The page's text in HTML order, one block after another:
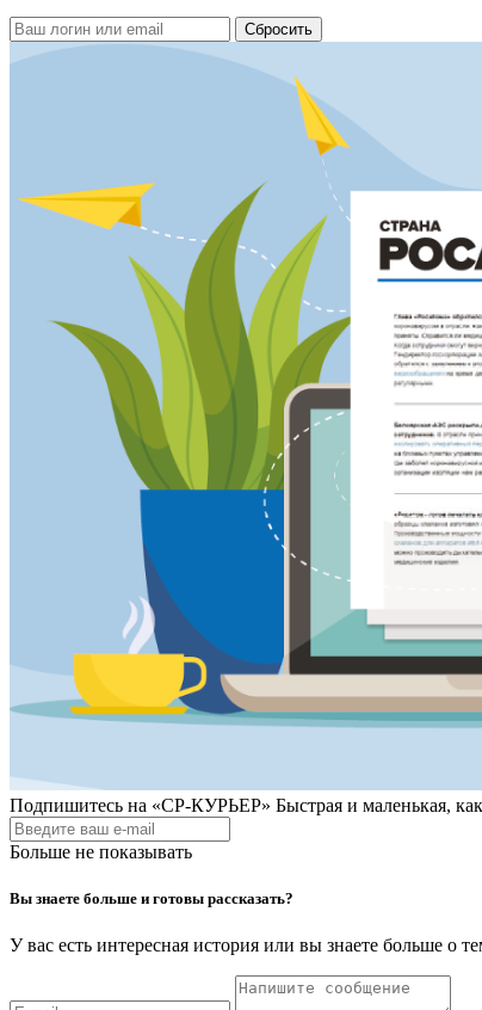
Подпишитесь на «СР-КУРЬЕР» Быстрая и маленькая,
Больше не показывать
Вы знаете больше и готовы рассказать?
У вас есть интересная история или вы знаете больше